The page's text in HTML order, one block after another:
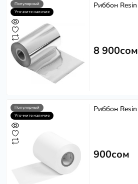
Популярный
Уточните наличие
Риббон
8 900сом
Популярный
Уточните наличие
Риббон
900сом